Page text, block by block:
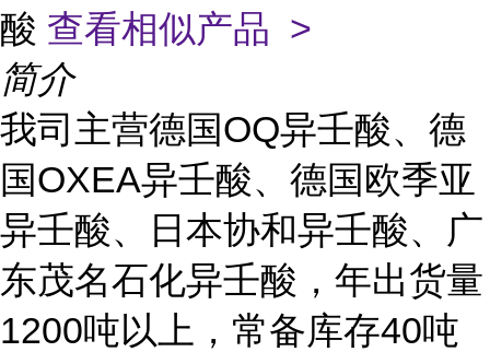
酸 查看相似产品 >
简介
我司主营德国OQ异壬酸、德
国OXEA异壬酸、德国欧季亚
异壬酸、日本协和异壬酸、广
东茂名石化异壬酸，年出货量
1200吨以上，常备库存40吨